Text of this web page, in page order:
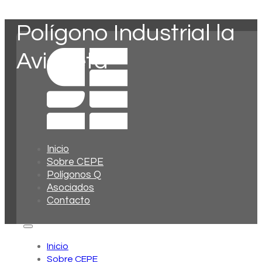
Inicio
Sobre CEPE
Polígonos Q
Asociados
Contacto
Inicio
Sobre CEPE
Polígono Industrial la
Avioneta